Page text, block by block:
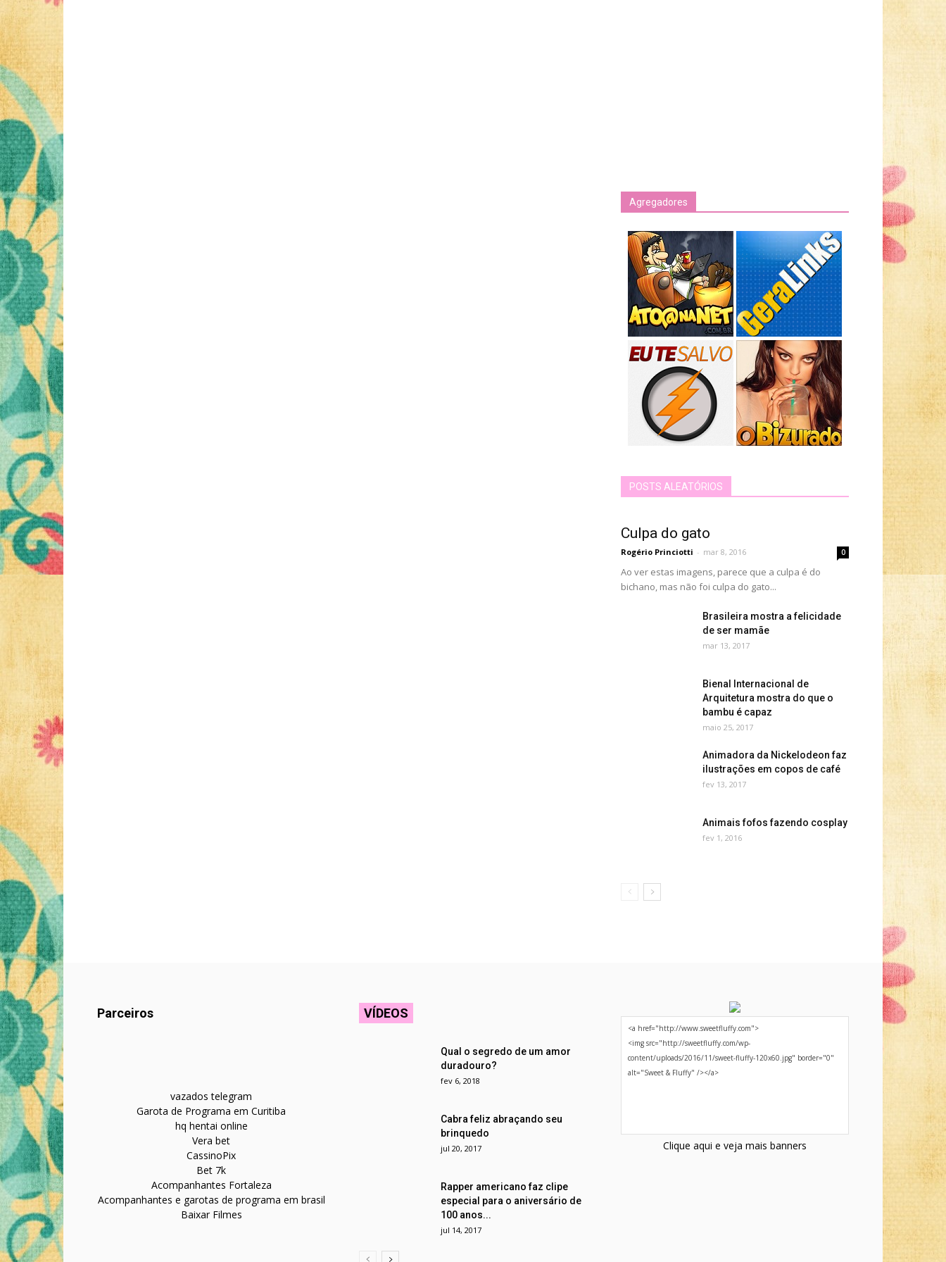
Agregadores
POSTS ALEATÓRIOS
Culpa do gato
Rogério Princiotti - mar 8, 2016 0
Ao ver estas imagens, parece que a culpa é do
bichano, mas não foi culpa do gato...
Brasileira mostra a felicidade
de ser mamãe
mar 13, 2017
Bienal Internacional de
Arquitetura mostra do que o
bambu é capaz
maio 25, 2017
Animadora da Nickelodeon faz
ilustrações em copos de café
fev 13, 2017
Animais fofos fazendo cosplay
fev 1, 2016
Parceiros
vazados telegram
Garota de Programa em Curitiba
hq hentai online
Vera bet
CassinoPix
Bet 7k
Acompanhantes Fortaleza
Acompanhantes e garotas de programa em brasil
Baixar Filmes
VÍDEOS
Qual o segredo de um amor
duradouro?
fev 6, 2018
Cabra feliz abraçando seu
brinquedo
jul 20, 2017
Rapper americano faz clipe
especial para o aniversário de
100 anos...
jul 14, 2017
Clique aqui e veja mais banners